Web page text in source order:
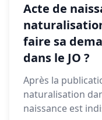
Acte de
faire sa
dans le JO ?
Après la
naturalisation
naissance est